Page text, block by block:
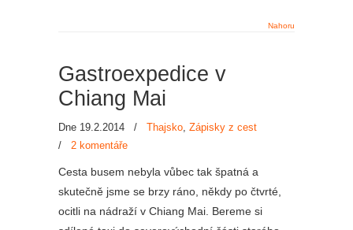
Nahoru
Gastroexpedice v
Chiang Mai
Dne 19.2.2014 / Thajsko, Zápisky z cest
/ 2 komentáře
Cesta busem nebyla vůbec tak špatná a
skutečně jsme se brzy ráno, někdy po čtvrté,
ocitli na nádraží v Chiang Mai. Bereme si